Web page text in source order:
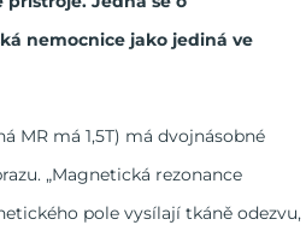
nemocnice jako jediná ve
MR má 1,5T) má dvojnásobné
„Magnetická rezonance
pole vysílají tkáně odezvu,